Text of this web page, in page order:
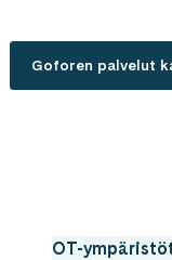
Goforen palvelut
OT-